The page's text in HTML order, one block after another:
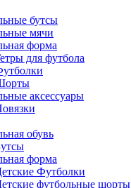
бутсы
мячи
форма
для футбола
аксессуары
обувь
форма
Футболки
футбольные шорты